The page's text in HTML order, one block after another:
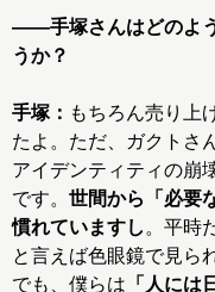
――手塚さんはどのよ
うか？
手塚： もちろん売り上
たよ。ただ、ガクトさ
アイデンティティの崩
です。 世間から「必要
慣れていますし 。平時
と言えば色眼鏡で見ら
でも、僕らは 「人には